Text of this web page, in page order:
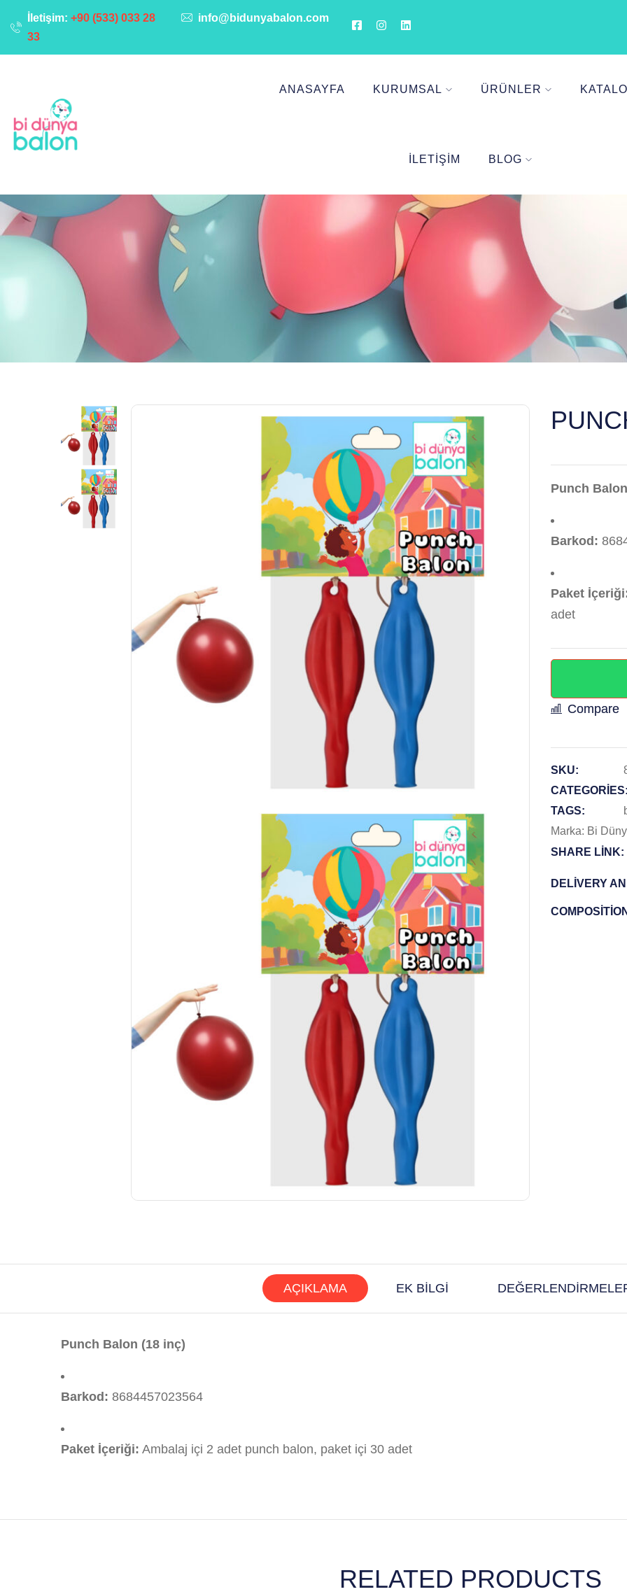
İletişim: +90 (533) 033 28
33
info@bidunyabalon.com
ANASAYFA KURUMSAL ÜRÜNLER
İLETIŞIM BLOG
Punch
Barkod:
Paket
adet
Compare
SKU:
TAGS:
Marka: Bi
SHARE LINK:
DELIVERY
AÇIKLAMA EK BILGI
Punch Balon (18 inç)
Barkod: 8684457023564
Paket İçeriği: Ambalaj içi 2 adet punch balon, paket içi 30 adet
RELATED PRODUCTS